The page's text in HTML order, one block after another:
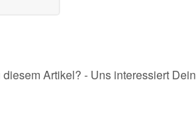
Artikel? - Uns interessiert